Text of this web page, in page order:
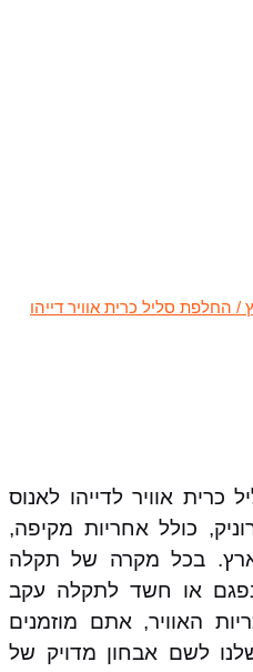
/ החלפת סליל כרית אוויר דייהו
אוויר לדייהו לאנוס
כולל אחריות מקיפה,
בכל מקרה של תקלה
או חשד לתקלה עקב
האוויר, אתם מוזמנים
לשם אבחון מדויק של